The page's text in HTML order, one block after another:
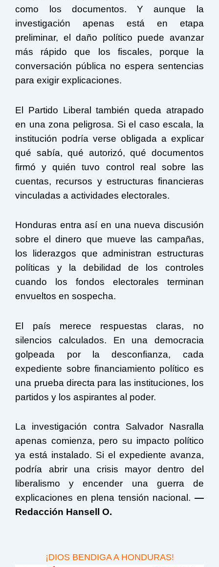
como los documentos. Y aunque la
investigación apenas está en etapa
preliminar, el daño político puede avanzar
más rápido que los fiscales, porque la
conversación pública no espera sentencias
para exigir explicaciones.
El Partido Liberal también queda atrapado
en una zona peligrosa. Si el caso escala, la
institución podría verse obligada a explicar
qué sabía, qué autorizó, qué documentos
firmó y quién tuvo control real sobre las
cuentas, recursos y estructuras financieras
vinculadas a actividades electorales.
Honduras entra así en una nueva discusión
sobre el dinero que mueve las campañas,
los liderazgos que administran estructuras
políticas y la debilidad de los controles
cuando los fondos electorales terminan
envueltos en sospecha.
El país merece respuestas claras, no
silencios calculados. En una democracia
golpeada por la desconfianza, cada
expediente sobre financiamiento político es
una prueba directa para las instituciones, los
partidos y los aspirantes al poder.
La investigación contra Salvador Nasralla
apenas comienza, pero su impacto político
ya está instalado. Si el expediente avanza,
podría abrir una crisis mayor dentro del
liberalismo y encender una guerra de
explicaciones en plena tensión nacional. —
Redacción Hansell O.
¡DIOS BENDIGA A HONDURAS!